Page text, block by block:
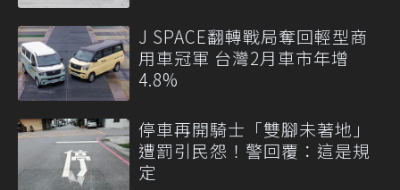
J SPACE翻轉戰局奪回輕型商
用車冠軍 台灣2月車市年增
4.8%
停車再開騎士「雙腳未著地」
遭罰引民怨！警回覆：這是規
定